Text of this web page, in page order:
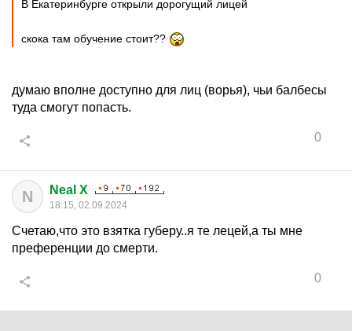
В Екатеринбурге открыли дорогущий лицей
скока там обучение стоит??
думаю вполне доступно для лиц (ворья), чьи балбесы
туда смогут попасть.
0
N Neal X
18:15, 02.09.2024
Счетаю,что это взятка губеру..я те лецей,а ты мне
преференции до смерти.
0